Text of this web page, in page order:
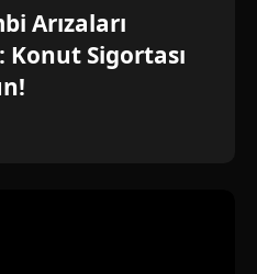
Arızaları
Konut Sigortası